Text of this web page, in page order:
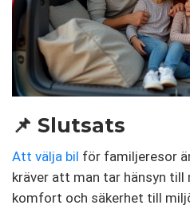
📌 Slutsats
Att välja bil för familjeresor
kräver att man tar hänsyn till
komfort och säkerhet till